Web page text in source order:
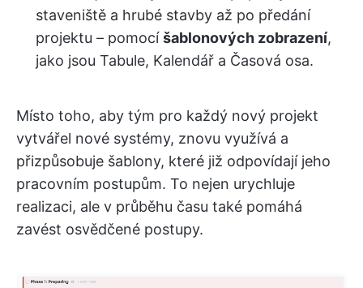
staveniště a hrubé stavby až po předání
projektu – pomocíšablonových zobrazení,
jako jsou Tabule, Kalendář a Časová osa.
Místo toho, aby tým pro každý nový projekt
vytvářel nové systémy, znovu využívá a
přizpůsobuje šablony, které již odpovídají jeho
pracovním postupům. To nejen urychluje
realizaci, ale v průběhu času také pomáhá
zavést osvědčené postupy.